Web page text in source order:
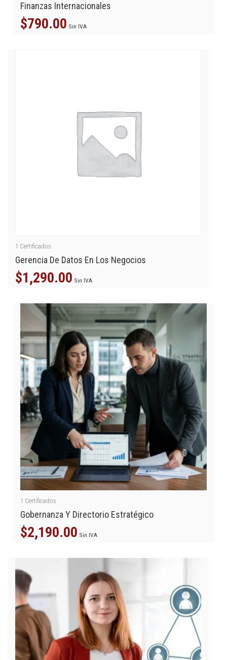
Finanzas Internacionales
$790.00 Sin IVA
1 Certificados
Gerencia De Datos En Los Negocios
$1,290.00 Sin IVA
1 Certificados
Gobernanza Y Directorio Estratégico
$2,190.00 Sin IVA